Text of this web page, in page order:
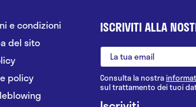
e condizioni
del sito
policy
ISCRIVITI ALLA
Consulta la nostra
sul trattamento dei tuoi